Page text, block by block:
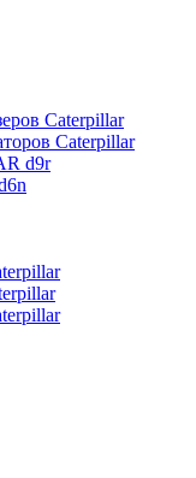
Caterpillar
Caterpillar
d9r